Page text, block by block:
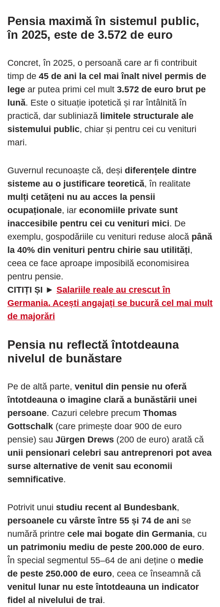
Pensia maximă în sistemul public,
în 2025, este de 3.572 de euro
Concret, în 2025, o persoană care ar fi contribuit
timp de 45 de ani la cel mai înalt nivel permis de
lege ar putea primi cel mult 3.572 de euro brut pe
lună. Este o situație ipotetică și rar întâlnită în
practică, dar subliniază limitele structurale ale
sistemului public, chiar și pentru cei cu venituri
mari.
Guvernul recunoaște că, deși diferențele dintre
sisteme au o justificare teoretică, în realitate
mulți cetățeni nu au acces la pensii
ocupaționale, iar economiile private sunt
inaccesibile pentru cei cu venituri mici. De
exemplu, gospodăriile cu venituri reduse alocă până
la 40% din venituri pentru chirie sau utilități,
ceea ce face aproape imposibilă economisirea
pentru pensie.
CITIȚI ȘI ► Salariile reale au crescut în
Germania. Acești angajați se bucură cel mai mult
de majorări
Pensia nu reflectă întotdeauna
nivelul de bunăstare
Pe de altă parte, venitul din pensie nu oferă
întotdeauna o imagine clară a bunăstării unei
persoane. Cazuri celebre precum Thomas
Gottschalk (care primește doar 900 de euro
pensie) sau Jürgen Drews (200 de euro) arată că
unii pensionari celebri sau antreprenori pot avea
surse alternative de venit sau economii
semnificative.
Potrivit unui studiu recent al Bundesbank,
persoanele cu vârste între 55 și 74 de ani se
numără printre cele mai bogate din Germania, cu
un patrimoniu mediu de peste 200.000 de euro.
În special segmentul 55–64 de ani deține o medie
de peste 250.000 de euro, ceea ce înseamnă că
venitul lunar nu este întotdeauna un indicator
fidel al nivelului de trai.